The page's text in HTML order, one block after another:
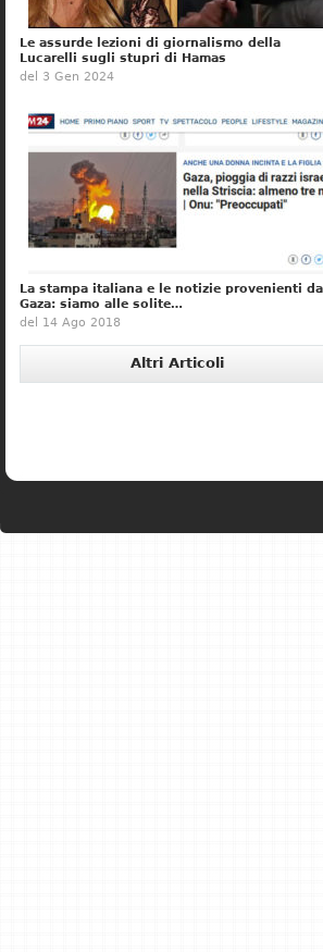
Le assurde lezioni di giornalismo della
Lucarelli sugli stupri di Hamas
del 3 Gen 2024
La stampa italiana e le notizie provenienti da
Gaza: siamo alle solite…
del 14 Ago 2018
Altri Articoli